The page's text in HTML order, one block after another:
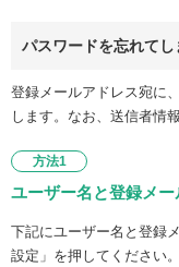
パスワードを忘れてし
登録メールアドレス宛に
します。なお、送信者情
方法1
ユーザー名と登録メ
下記にユーザー名と登録
設定」を押してください。